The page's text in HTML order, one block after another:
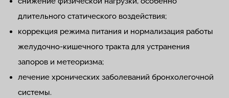
длительного статического воздействия;
коррекция режима питания и нормализация работы
желудочно-кишечного тракта для устранения
запоров и метеоризма;
лечение хронических заболеваний бронхолегочной
системы.